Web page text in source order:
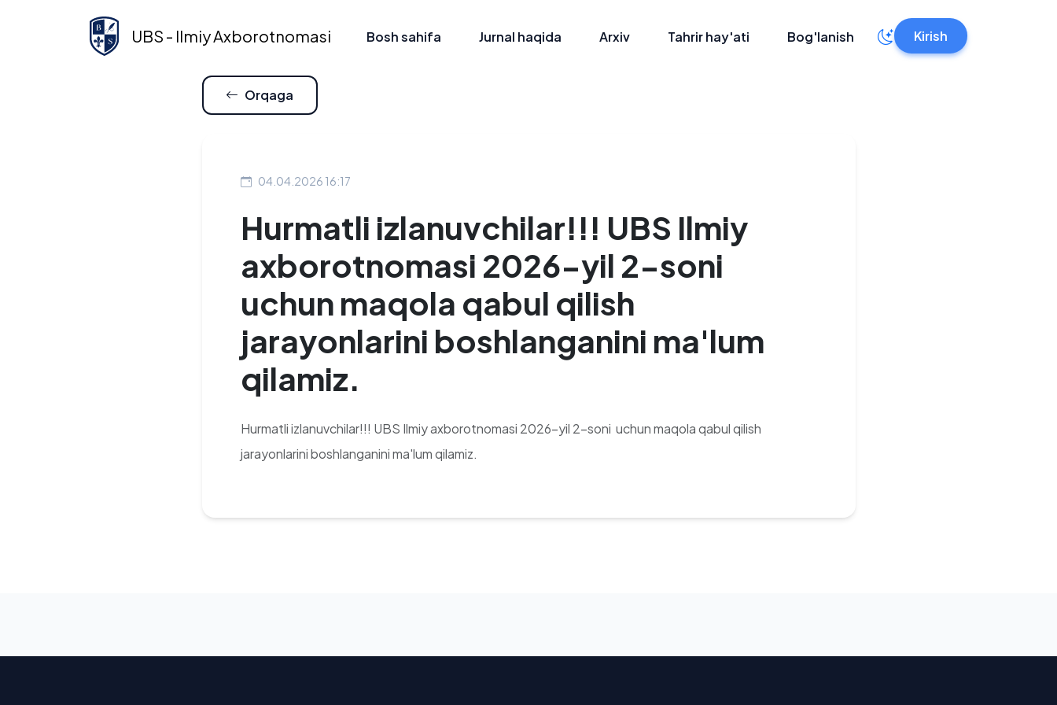
UBS - Ilmiy Axborotnomasi Bosh sahifa Jurnal haqida Arxiv Tahrir hay'ati Bog'lanish Kirish
Orqaga
04.04.2026 16:17
Hurmatli izlanuvchilar!!! UBS Ilmiy
axborotnomasi 2026-yil 2-soni
uchun maqola qabul qilish
jarayonlarini boshlanganini ma'lum
qilamiz.
Hurmatli izlanuvchilar!!! UBS Ilmiy axborotnomasi 2026-yil 2-soni uchun maqola qabul qilish
jarayonlarini boshlanganini ma'lum qilamiz.